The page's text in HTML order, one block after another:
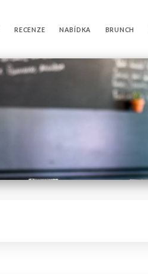
RECENZE NABÍDKA BRUNCH